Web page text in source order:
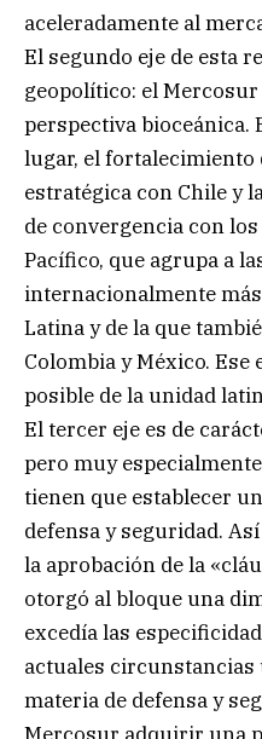
aceleradamente al
El segundo eje de esta
geopolítico: el
perspectiva bioceánica.
lugar, el fortalecimiento
estratégica con Chile y
de convergencia con
Pacífico, que agrupa a
internacionalmente
Latina y de la que
Colombia y México. Ese
posible de la unidad
El tercer eje es de
pero muy
tienen que establecer
defensa y seguridad.
la aprobación de la
otorgó al bloque una
excedía las
actuales
materia de defensa y